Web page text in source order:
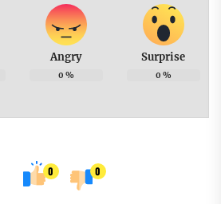
Angry
0 %
Surprise
0 %
0 0